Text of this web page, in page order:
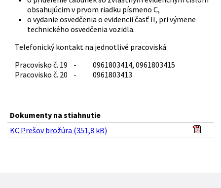
obsahujúcim v prvom riadku písmeno C,
o vydanie osvedčenia o evidencii časť II, pri výmene
technického osvedčenia vozidla.
Telefonický kontakt na jednotlivé pracoviská:
Pracovisko č. 19 - 0961803414, 0961803415
Pracovisko č. 20 - 0961803413
Dokumenty na stiahnutie
KC Prešov brožúra (351,8 kB)